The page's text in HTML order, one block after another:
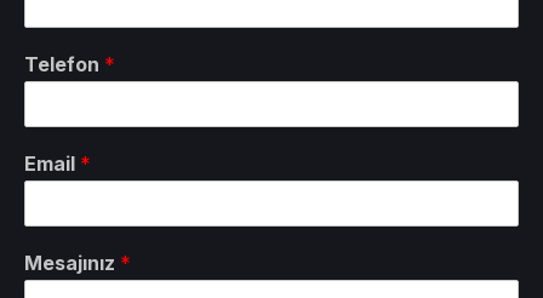
Telefon *
Email *
Mesajınız *